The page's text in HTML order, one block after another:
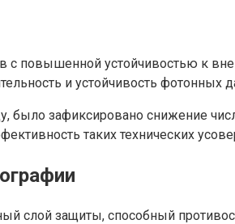
с повышенной устойчивостью к
и устойчивость фотонных
было зафиксировано снижение
таких технических
слой защиты, способный